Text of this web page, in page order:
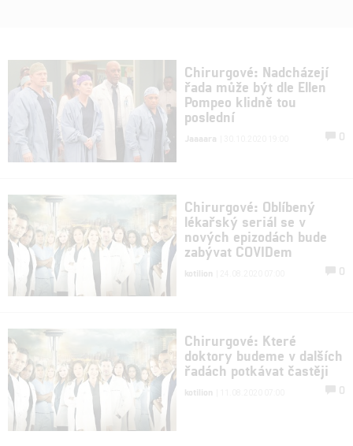
Chirurgové: Nadcházejí
řada může být dle Ellen
Pompeo klidně tou
poslední
Jaaaara 0
Chirurgové: Oblíbený
lékařský seriál se v
nových epizodách bude
zabývat COVIDem
kotilion 0
Chirurgové: Které
doktory budeme v dalších
řadách potkávat častěji
kotilion 0